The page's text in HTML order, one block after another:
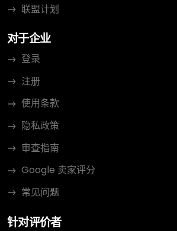
联盟计划
对于企业
登录
注册
使用条款
隐私政策
审查指南
Google 卖家评分
常见问题
针对评价者